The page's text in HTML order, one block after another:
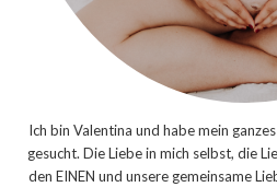
Ich bin Valentina und habe mein
gesucht. Die Liebe in mich selbst, die
den EINEN und unsere gemeinsame